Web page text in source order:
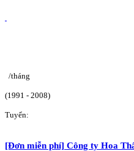
/tháng
(1991 - 2008)
Tuyển:
[Đơn miễn phí] Công ty Hoa